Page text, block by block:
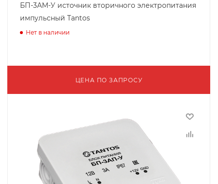
БП-3АМ-У источник вторичного электропитания
импульсный Tantos
Нет в наличии
ЦЕНА ПО ЗАПРОСУ